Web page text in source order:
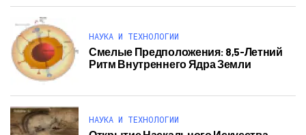
НАУКА И ТЕХНОЛОГИИ
Смелые Предположения: 8,5-Летний
Ритм Внутреннего Ядра Земли
НАУКА И ТЕХНОЛОГИИ